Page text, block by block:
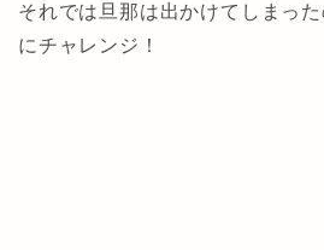
それでは旦那は出かけてしまっ
にチャレンジ！